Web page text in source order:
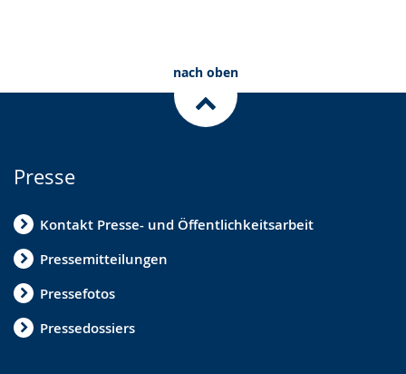
nach oben
Presse
Kontakt Presse- und Öffentlichkeitsarbeit
Pressemitteilungen
Pressefotos
Pressedossiers